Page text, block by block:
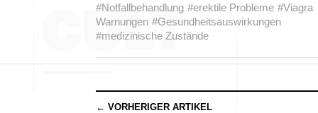
#Notfallbehandlung #erektile Probleme #Viagra
Warnungen #Gesundheitsauswirkungen
#medizinische Zustände
← VORHERIGER ARTIKEL